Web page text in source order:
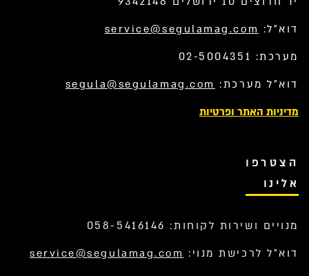
דוא”ל: service@segulamag.com
מערכת: 02-5004351
דוא”ל מערכת: segula@segulamag.com
מדיניות האתר ופרטיות
הצטרפו
אלינו
מנויים ושירות לקוחות: 058-5416146
דוא”ל לרכישת מנוי: service@segulamag.com